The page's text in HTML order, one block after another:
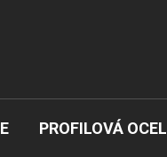
PROFILOVÁ OCEL